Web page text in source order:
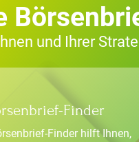
und Ihrer
Finder
Finder hilft Ihnen,